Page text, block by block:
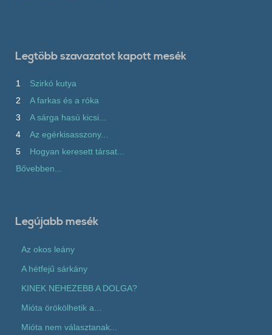
Legtöbb szavazatot kapott mesék
1
Szirkó kutya
2
A farkas és a róka
3
A sárga hasú kicsi...
4
Az egérkisasszony...
5
Hogyan keresett társat...
Bővebben...
Legújabb mesék
Az okos leány
A hétfejű sárkány
KINEK NEHEZEBB A DOLGA?
Mióta örökölhetik a...
Mióta nem választanak...